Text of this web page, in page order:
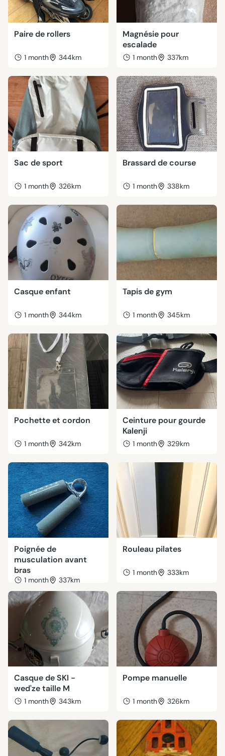
Paire de rollers
1 month 344km
Magnésie pour
escalade
1 month 337km
Sac de sport
1 month 326km
Brassard de course
1 month 338km
Casque enfant
1 month 344km
Tapis de gym
1 month 345km
Pochette et cordon
1 month 342km
Ceinture pour gourde
Kalenji
1 month 329km
Poignée de
musculation avant
bras
1 month 337km
Rouleau pilates
1 month 333km
Casque de SKI -
wed'ze taille M
1 month 343km
Pompe manuelle
1 month 326km